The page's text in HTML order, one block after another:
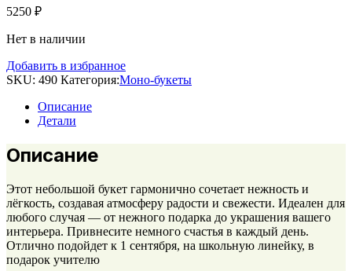
5250 ₽
Нет в наличии
Добавить в избранное
SKU: 490 Категория:Моно-букеты
Описание
Детали
Описание
Этот небольшой букет гармонично сочетает нежность и
лёгкость, создавая атмосферу радости и свежести. Идеален для
любого случая — от нежного подарка до украшения вашего
интерьера. Привнесите немного счастья в каждый день.
Отлично подойдет к 1 сентября, на школьную линейку, в
подарок учителю